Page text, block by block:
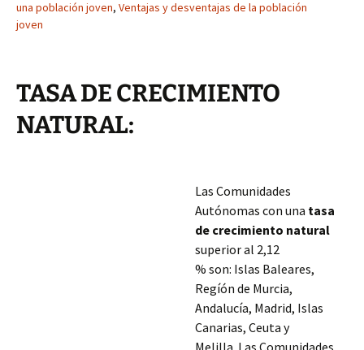
una población joven, Ventajas y desventajas de la población
joven
TASA DE CRECIMIENTO
NATURAL:
Las Comunidades
Autónomas con una tasa
de crecimiento natural
superior al 2,12
% son: Islas Baleares,
Regíón de Murcia,
Andalucía, Madrid, Islas
Canarias, Ceuta y
Melilla. Las Comunidades